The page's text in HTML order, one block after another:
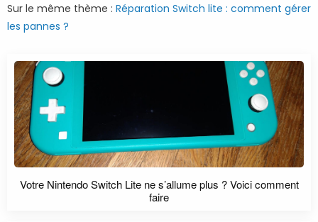
Sur le même thème : Réparation Switch lite : comment gérer
les pannes ?
Votre Nintendo Switch Lite ne s’allume plus ? Voici comment
faire